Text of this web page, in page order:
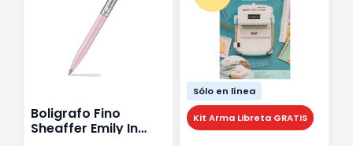
Boligrafo Fino
Sheaffer Emily In
Sólo en línea
Kit Arma Libreta GRATIS